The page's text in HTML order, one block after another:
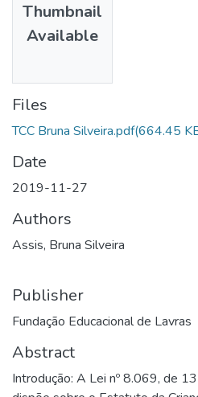
Thumbnail
Available
Files
TCC Bruna Silveira.pdf(664.45
Date
2019-11-27
Authors
Assis, Bruna Silveira
Publisher
Fundação Educacional de Lavras
Abstract
Introdução: A Lei nº 8.069, de